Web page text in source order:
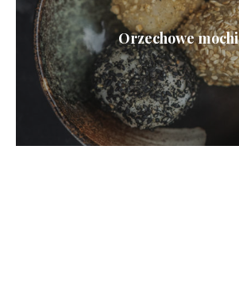
Orzechowe mochi